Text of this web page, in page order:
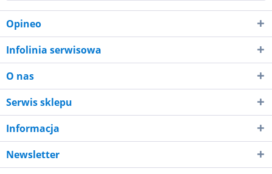
Opineo
Infolinia serwisowa
O nas
Serwis sklepu
Informacja
Newsletter